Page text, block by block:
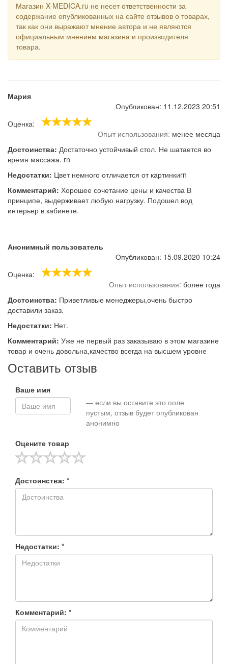
Магазин X-MEDICA.ru не несет ответственности за
содержание опубликованных на сайте отзывов о товарах,
так как они выражают мнение автора и не являются
официальным мнением магазина и производителя
товара.
Мария
Опубликован: 11.12.2023 20:51
Оценка:
Опыт использования: менее месяца
Достоинства: Достаточно устойчивый стол. Не шатается во
время массажа. rn
Недостатки: Цвет немного отличается от картинкиrn
Комментарий: Хорошее сочетание цены и качества В
принципе, выдерживает любую нагрузку. Подошел вод
интерьер в кабинете.
Анонимный пользователь
Опубликован: 15.09.2020 10:24
Оценка:
Опыт использования: более года
Достоинства: Приветливые менеджеры,очень быстро
доставили заказ.
Недостатки: Нет.
Комментарий: Уже не первый раз заказываю в этом магазине
товар и очень довольна,качество всегда на высшем уровне
Оставить отзыв
Ваше имя
— если вы оставите это поле
пустым, отзыв будет опубликован
анонимно
Оцените товар
Достоинства: *
Недостатки: *
Комментарий: *